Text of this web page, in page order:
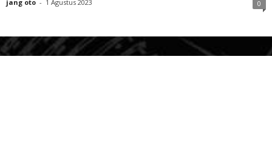
jang oto - 1 Agustus 2023 0